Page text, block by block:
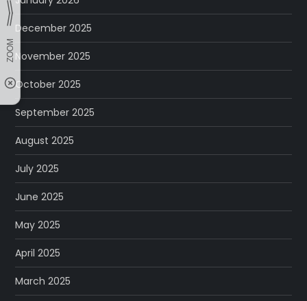
December 2025
November 2025
October 2025
September 2025
August 2025
July 2025
June 2025
May 2025
April 2025
March 2025